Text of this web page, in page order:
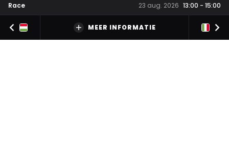
Race
23 aug. 2026 13:00 - 15:00
MEER INFORMATIE